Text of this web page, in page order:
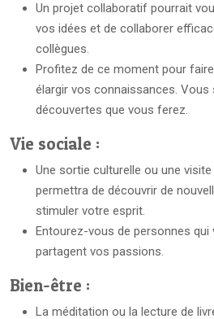
Un projet collaboratif pourrait
vos idées et de collaborer
collègues.
Profitez de ce moment pour
élargir vos connaissances. Vous
découvertes que vous ferez.
Vie sociale :
Une sortie culturelle ou une visite
permettra de découvrir de
stimuler votre esprit.
Entourez-vous de personnes qui
partagent vos passions.
Bien-être :
La méditation ou la lecture de